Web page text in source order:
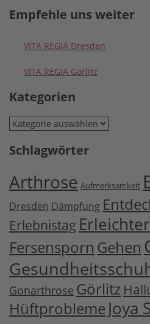
Empfehle uns weiter
VITA REGIA Dresden
VITA REGIA Görlitz
Kategorien
Kategorien
Schlagwörter
Arthrose Aufmerksamkeit
Dresden Dämpfung
Erlebnistag
Fersensporn Gehen
Gonarthrose Görlitz
Hüftprobleme Joya